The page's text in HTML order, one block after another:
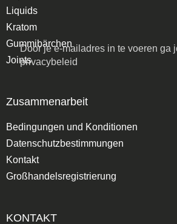
Door je e-mailadres in te voeren ga
privacybeleid
Liquids
Kratom
Gummibärchen
Joints
Zusammenarbeit
Bedingungen und Konditionen
Datenschutzbestimmungen
Kontakt
Großhandelsregistrierung
KONTAKT